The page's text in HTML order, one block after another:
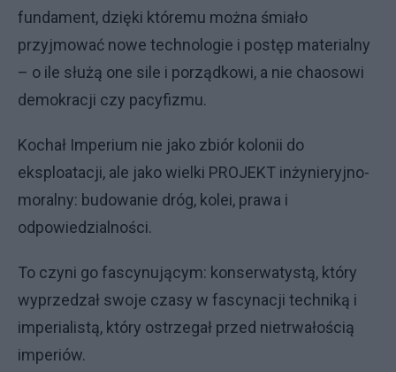
fundament, dzięki któremu można śmiało
przyjmować nowe technologie i postęp materialny
– o ile służą one sile i porządkowi, a nie chaosowi
demokracji czy pacyfizmu.
Kochał Imperium nie jako zbiór kolonii do
eksploatacji, ale jako wielki PROJEKT inżynieryjno-
moralny: budowanie dróg, kolei, prawa i
odpowiedzialności.
To czyni go fascynującym: konserwatystą, który
wyprzedzał swoje czasy w fascynacji techniką i
imperialistą, który ostrzegał przed nietrwałością
imperiów.